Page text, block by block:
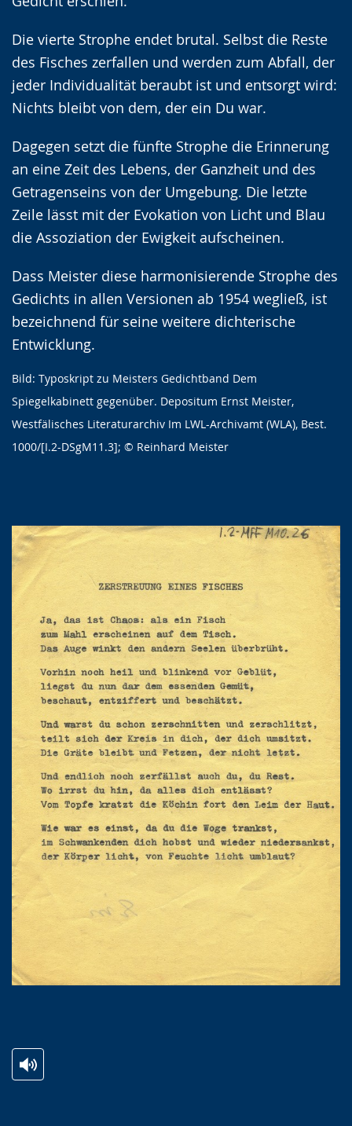
Die vierte Strophe endet brutal. Selbst die Reste
des Fisches zerfallen und werden zum Abfall, der
jeder Individualität beraubt ist und entsorgt wird:
Nichts bleibt von dem, der ein Du war.
Dagegen setzt die fünfte Strophe die Erinnerung
an eine Zeit des Lebens, der Ganzheit und des
Getragenseins von der Umgebung. Die letzte
Zeile lässt mit der Evokation von Licht und Blau
die Assoziation der Ewigkeit aufscheinen.
Dass Meister diese harmonisierende Strophe des
Gedichts in allen Versionen ab 1954 wegließ, ist
bezeichnend für seine weitere dichterische
Entwicklung.
Bild: Typoskript zu Meisters Gedichtband Dem
Spiegelkabinett gegenüber. Depositum Ernst Meister,
Westfälisches Literaturarchiv Im LWL-Archivamt (WLA), Best.
1000/[I.2-DSgM11.3]; © Reinhard Meister